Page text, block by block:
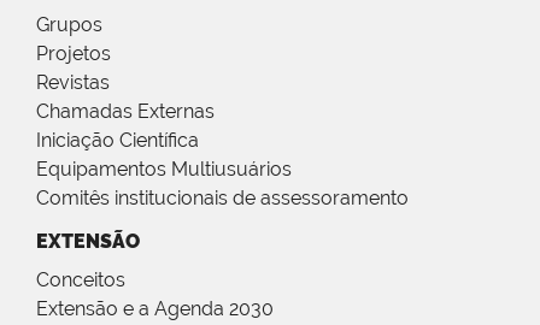
Grupos
Projetos
Revistas
Chamadas Externas
Iniciação Científica
Equipamentos Multiusuários
Comitês institucionais de assessoramento
EXTENSÃO
Conceitos
Extensão e a Agenda 2030